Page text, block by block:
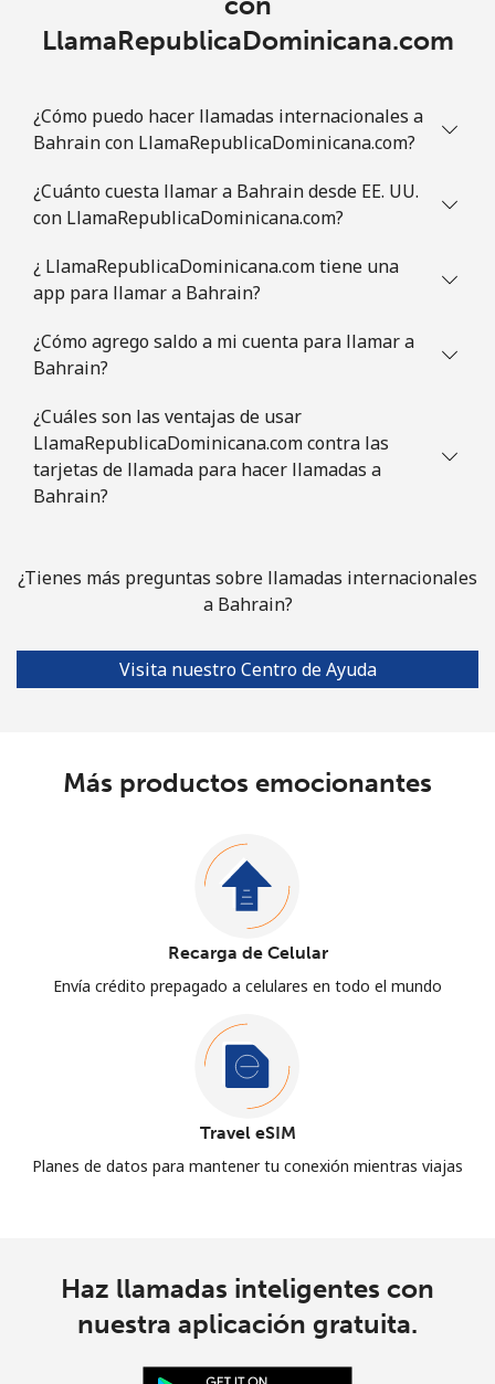
LlamaRepublicaDominicana.com
¿Cómo puedo hacer llamadas internacionales a
Bahrain con LlamaRepublicaDominicana.com?
¿Cuánto cuesta llamar a Bahrain desde EE. UU.
con LlamaRepublicaDominicana.com?
¿ LlamaRepublicaDominicana.com tiene una
app para llamar a Bahrain?
¿Cómo agrego saldo a mi cuenta para llamar a
Bahrain?
¿Cuáles son las ventajas de usar
LlamaRepublicaDominicana.com contra las
tarjetas de llamada para hacer llamadas a
Bahrain?
¿Tienes más preguntas sobre llamadas internacionales
a Bahrain?
Visita nuestro Centro de Ayuda
Más productos emocionantes
Recarga de Celular
Envía crédito prepagado a celulares en todo el mundo
Travel eSIM
Planes de datos para mantener tu conexión mientras viajas
Haz llamadas inteligentes con
nuestra aplicación gratuita.